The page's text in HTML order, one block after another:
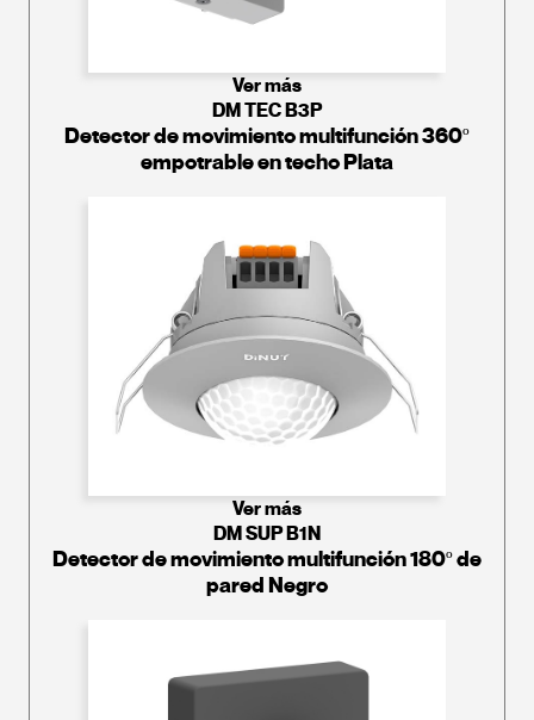
Ver más
DM TEC B3P
Detector de movimiento multifunción 360º
empotrable en techo Plata
Ver más
DM SUP B1N
Detector de movimiento multifunción 180º de
pared Negro